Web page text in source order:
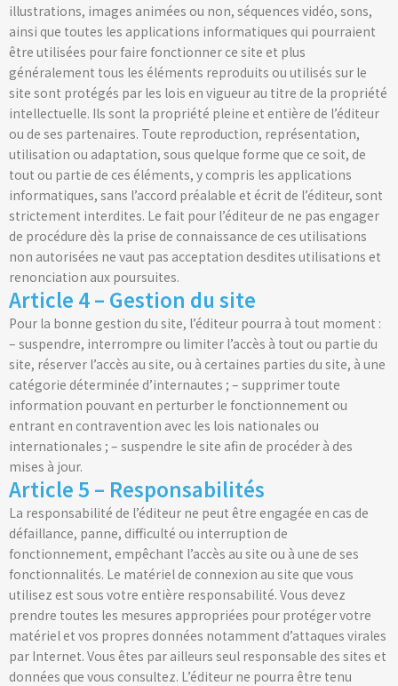
illustrations, images animées ou non, séquences vidéo, sons,
ainsi que toutes les applications informatiques qui pourraient
être utilisées pour faire fonctionner ce site et plus
généralement tous les éléments reproduits ou utilisés sur le
site sont protégés par les lois en vigueur au titre de la propriété
intellectuelle. Ils sont la propriété pleine et entière de l’éditeur
ou de ses partenaires. Toute reproduction, représentation,
utilisation ou adaptation, sous quelque forme que ce soit, de
tout ou partie de ces éléments, y compris les applications
informatiques, sans l’accord préalable et écrit de l’éditeur, sont
strictement interdites. Le fait pour l’éditeur de ne pas engager
de procédure dès la prise de connaissance de ces utilisations
non autorisées ne vaut pas acceptation desdites utilisations et
renonciation aux poursuites.
Article 4 – Gestion du site
Pour la bonne gestion du site, l’éditeur pourra à tout moment :
– suspendre, interrompre ou limiter l’accès à tout ou partie du
site, réserver l’accès au site, ou à certaines parties du site, à une
catégorie déterminée d’internautes ; – supprimer toute
information pouvant en perturber le fonctionnement ou
entrant en contravention avec les lois nationales ou
internationales ; – suspendre le site afin de procéder à des
mises à jour.
Article 5 – Responsabilités
La responsabilité de l’éditeur ne peut être engagée en cas de
défaillance, panne, difficulté ou interruption de
fonctionnement, empêchant l’accès au site ou à une de ses
fonctionnalités. Le matériel de connexion au site que vous
utilisez est sous votre entière responsabilité. Vous devez
prendre toutes les mesures appropriées pour protéger votre
matériel et vos propres données notamment d’attaques virales
par Internet. Vous êtes par ailleurs seul responsable des sites et
données que vous consultez. L’éditeur ne pourra être tenu